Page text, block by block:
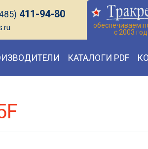
411-94-80
обеспечиваем
с 2003
КАТАЛОГИ PDF